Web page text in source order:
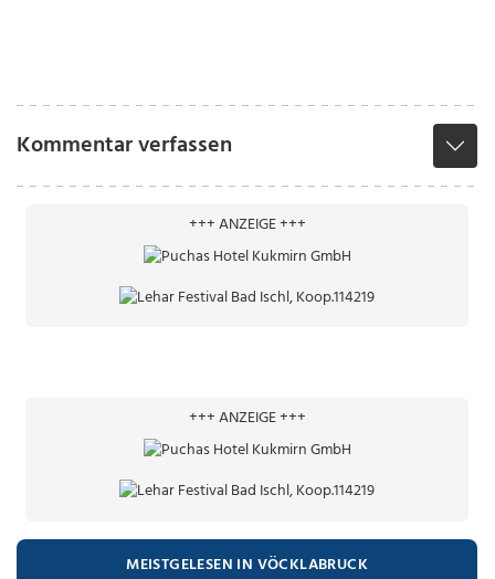
Kommentar verfassen
+++ ANZEIGE +++
+++ ANZEIGE +++
MEISTGELESEN IN VÖCKLABRUCK